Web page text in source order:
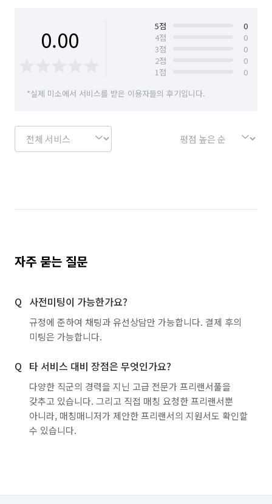
0.00 5점
0
4점
0
3점
0
2점
0
1점
0
*실제 미소에서 서비스를 받은 이용자들의 후기입니다.
자주 묻는 질문
사전미팅이 가능한가요?
규정에 준하여 채팅과 유선상담만 가능합니다. 결제 후의
미팅은 가능합니다.
타 서비스 대비 장점은 무엇인가요?
다양한 직군의 경력을 지닌 고급 전문가 프리랜서풀을
갖추고 있습니다. 그리고 직접 매칭 요청한 프리랜서뿐
아니라, 매칭매니저가 제안한 프리랜서의 지원서도 확인할
수 있습니다.